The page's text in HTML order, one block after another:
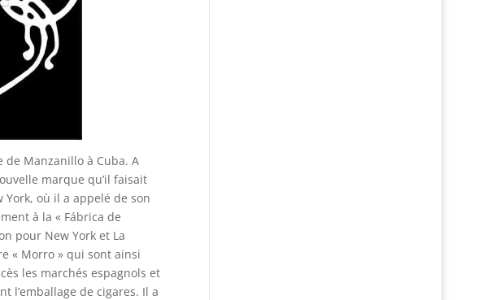
de Manzanillo à Cuba. A
marque qu’il faisait
où il a appelé de son
à la « Fábrica de
pour New York et La
« Morro » qui sont ainsi
les marchés espagnols et
l’emballage de cigares. Il a